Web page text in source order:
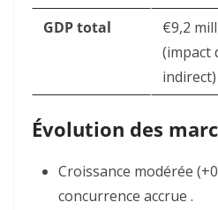
GDP total
€9,2
(impact
indirect)
Évolution des
Croissance modérée
concurrence accrue .